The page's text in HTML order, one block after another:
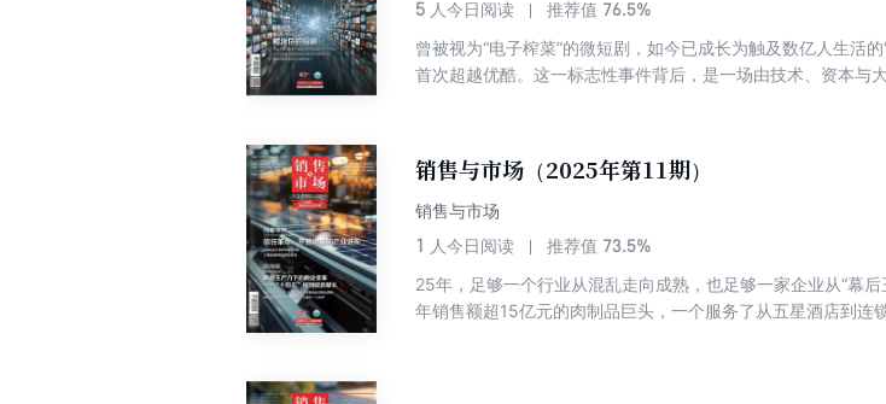
5 人今日阅读 推荐值 76.5%
曾被视为“电子榨菜”的微短剧，如今已成长为触及数亿人生活
首次超越优酷。这一标志性事件背后，是一场由技术、资本与
化；下游，创新的IAA（应用内广告）模式与多方分账机制，构
销售与市场（2025年第11期）
销售与市场
1 人今日阅读 推荐值 73.5%
25年，足够一个行业从混乱走向成熟，也足够一家企业从“幕
年销售额超15亿元的肉制品巨头，一个服务了从五星酒店到连